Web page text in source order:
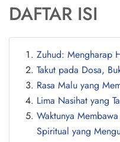
DAFTAR ISI
Zuhud: Mengharap
Takut pada Dosa,
Rasa Malu yang
Lima Nasihat yang
Waktunya
Spiritual yang